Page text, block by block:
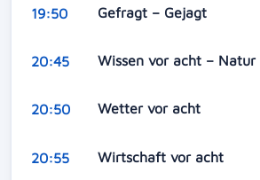
19:50 Gefragt – Gejagt
20:45 Wissen vor acht – Natur
20:50 Wetter vor acht
20:55 Wirtschaft vor acht